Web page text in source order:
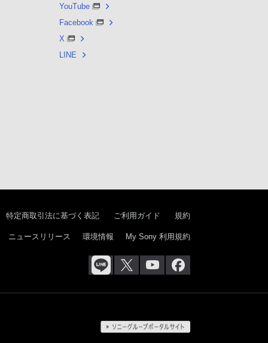
YouTube
Facebook
X
LINE
特定商取引法に基づく表記 ご利用ガイド 規約
ニュースリリース 環境情報 My Sony 利用規約